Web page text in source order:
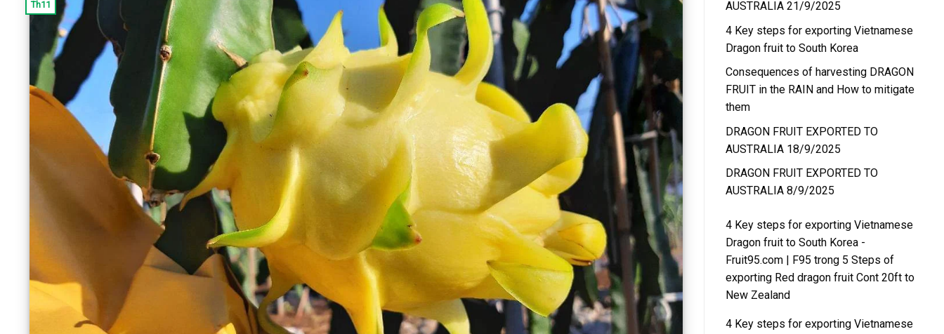
Th11
AUSTRALIA 21/9/2025
4 Key steps for exporting Vietnamese
Dragon fruit to South Korea
Consequences of harvesting DRAGON
FRUIT in the RAIN and How to mitigate
them
DRAGON FRUIT EXPORTED TO
AUSTRALIA 18/9/2025
DRAGON FRUIT EXPORTED TO
AUSTRALIA 8/9/2025
4 Key steps for exporting Vietnamese
Dragon fruit to South Korea -
Fruit95.com | F95 trong 5 Steps of
exporting Red dragon fruit Cont 20ft to
New Zealand
4 Key steps for exporting Vietnamese